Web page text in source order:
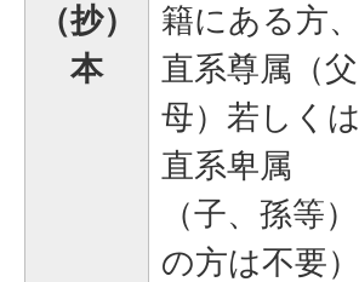
（抄）
本
籍にある方、
直系尊属（父
母）若しくは
直系卑属
（子、孫等）
の方は不要）